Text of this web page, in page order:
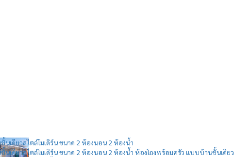
เดียวสไตล์โมเดิร์น ขนาด 2 ห้องนอน 2 ห้องน้ำ
เดียวสไตล์โมเดิร์น ขนาด 2 ห้องนอน 2 ห้องน้ำ ห้องโถงพร้อมครัว แบบบ้านชั้นเดียว